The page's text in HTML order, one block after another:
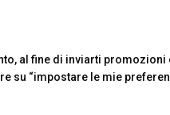
al fine di inviarti
su “impostare le mie